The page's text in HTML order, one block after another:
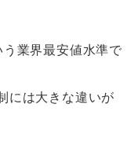
業界最安値水準で
には大きな違いが